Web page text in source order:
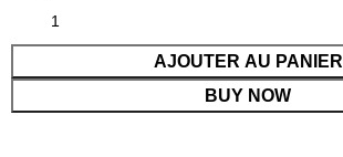
AJOUTER AU PANIER
BUY NOW